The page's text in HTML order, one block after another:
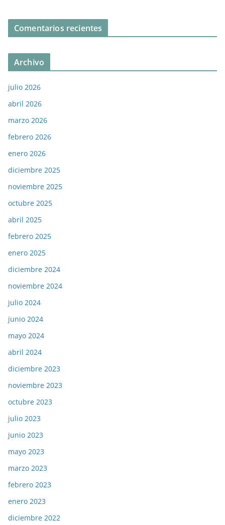
Comentarios recientes
Archivo
julio 2026
abril 2026
marzo 2026
febrero 2026
enero 2026
diciembre 2025
noviembre 2025
octubre 2025
abril 2025
febrero 2025
enero 2025
diciembre 2024
noviembre 2024
julio 2024
junio 2024
mayo 2024
abril 2024
diciembre 2023
noviembre 2023
octubre 2023
julio 2023
junio 2023
mayo 2023
marzo 2023
febrero 2023
enero 2023
diciembre 2022